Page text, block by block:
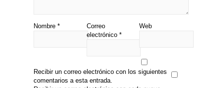
Nombre *
Correo
electrónico *
Web
Recibir un correo electrónico con los siguientes
comentarios a esta entrada.